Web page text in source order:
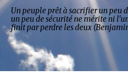
Un peuple prêt à sacrifier un peu
un peu de sécurité ne mérite ni
finit par perdre les deux